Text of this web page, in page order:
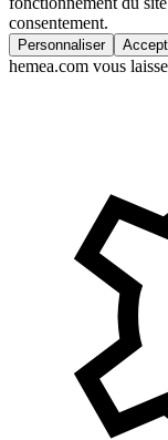
consentement.
Personnaliser
hemea.com vous